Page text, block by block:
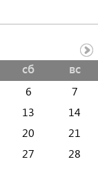
сб вс
6
7
13
14
20
21
27
28